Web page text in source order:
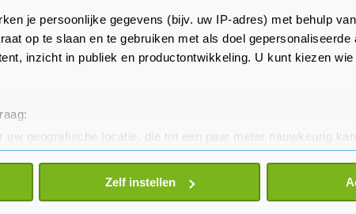
je persoonlijke gegevens (bijv. uw IP-adres) met behulp
op te slaan en te gebruiken met als doel gepersonaliseerde
inzicht in publiek en productontwikkeling. U kunt kiezen
uw geografische locatie, die tot een paar meter nauwkeurig
het actief te scannen op specifieke eigenschappen
gegevens worden verwerkt en stel uw voorkeuren in het
of intrekken in de Cookieverklaring.
Zelf instellen
kon de journalist
terugkeren naar